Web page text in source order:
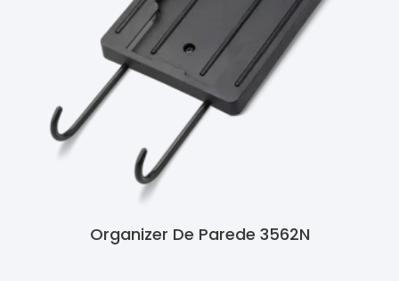
Organizer De Parede 3562N